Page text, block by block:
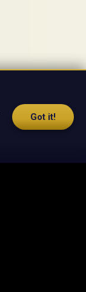
Got it!